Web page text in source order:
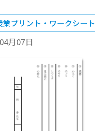
業プリント・ワークシート
月07日